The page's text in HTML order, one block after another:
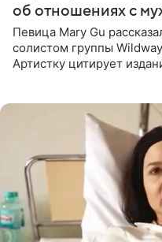
об отношениях с
Певица Mary Gu
солистом группы
Артистку цитирует